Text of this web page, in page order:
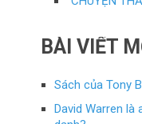
BÀI VIẾT
Sách của Tony
David Warren là